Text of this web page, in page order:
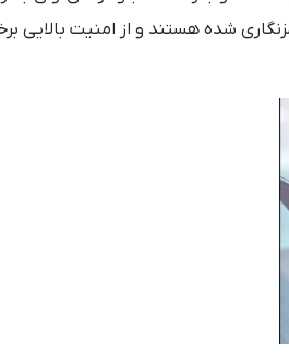
شده هستند و از امنیت بالایی